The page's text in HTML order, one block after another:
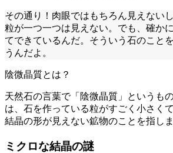
その通り！肉眼ではもちろん見えない
粒が一つ一つは見えない。でも、確か
てできているんだ。そういう石のこと
うんだよ。
陰微晶質とは？
天然石の言葉で「陰微晶質」というも
は、石を作っている粒がすごく小さく
結晶の形が見えない鉱物のことを指しま
ミクロな結晶の謎